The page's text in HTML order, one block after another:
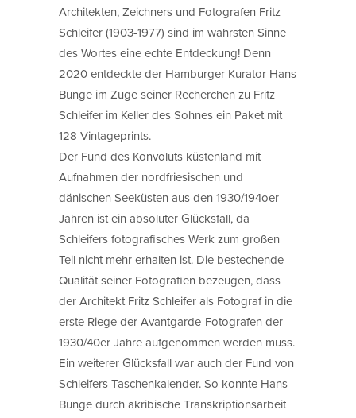
Architekten, Zeichners und Fotografen Fritz
Schleifer (1903-1977) sind im wahrsten Sinne
des Wortes eine echte Entdeckung! Denn
2020 entdeckte der Hamburger Kurator Hans
Bunge im Zuge seiner Recherchen zu Fritz
Schleifer im Keller des Sohnes ein Paket mit
128 Vintageprints.
Der Fund des Konvoluts küstenland mit
Aufnahmen der nordfriesischen und
dänischen Seeküsten aus den 1930/194oer
Jahren ist ein absoluter Glücksfall, da
Schleifers fotografisches Werk zum großen
Teil nicht mehr erhalten ist. Die bestechende
Qualität seiner Fotografien bezeugen, dass
der Architekt Fritz Schleifer als Fotograf in die
erste Riege der Avantgarde-Fotografen der
1930/40er Jahre aufgenommen werden muss.
Ein weiterer Glücksfall war auch der Fund von
Schleifers Taschenkalender. So konnte Hans
Bunge durch akribische Transkriptionsarbeit